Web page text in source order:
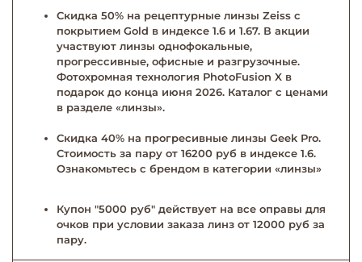
Скидка 50% на рецептурные линзы Zeiss с
покрытием Gold в индексе 1.6 и 1.67. В акции
участвуют линзы однофокальные,
прогрессивные, офисные и разгрузочные.
Фотохромная технология PhotoFusion X в
подарок до конца июня 2026. Каталог с ценами
в разделе «линзы».
Скидка 40% на прогресивные линзы Geek Pro.
Стоимость за пару от 16200 руб в индексе 1.6.
Ознакомьтесь с брендом в категории «линзы»
Купон "5000 руб" действует на все оправы для
очков при условии заказа линз от 12000 руб за
пару.